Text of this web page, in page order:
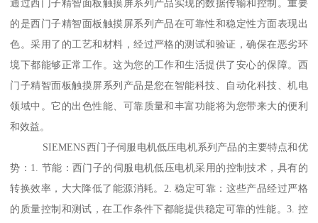
通过西门子精智面板触摸屏系列产品实现的数据传输和控制。重要
的是西门子精智面板触摸屏系列产品在可靠性和稳定性方面表现出
色。采用了的工艺和材料，经过严格的测试和验证，确保在恶劣环
境下都能够正常工作。这为您的工作和生活提供了安心的保障。西
门子精智面板触摸屏系列产品是您在智能科技、自动化科技、机电
领域中。它的出色性能、可靠质量和丰富功能将为您带来大的便利
和效益。
SIEMENS西门子伺服电机低压电机系列产品的主要特点和优
势：1. 节能：西门子的伺服电机低压电机采用的控制技术，具有的
转换效率，大大降低了能源消耗。2. 稳定可靠：这些产品经过严格
的质量控制和测试，在工作条件下都能提供稳定可靠的性能。3. 控